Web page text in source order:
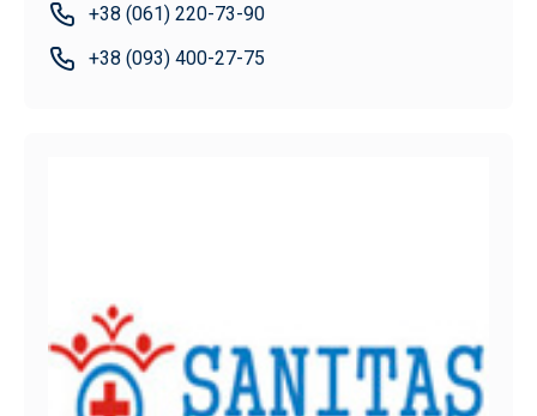
+38 (061) 220-73-90
+38 (093) 400-27-75